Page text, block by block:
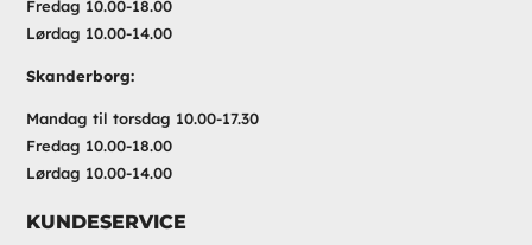
Fredag 10.00-18.00
Lørdag 10.00-14.00
Skanderborg:
Mandag til torsdag 10.00-17.30
Fredag 10.00-18.00
Lørdag 10.00-14.00
KUNDESERVICE